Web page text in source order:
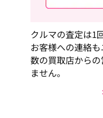
クルマの査定は1
お客様への連絡
数の買取店から
ません。